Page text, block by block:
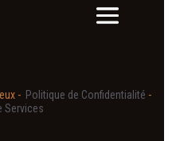
- Politique de Confidentialité -
Services